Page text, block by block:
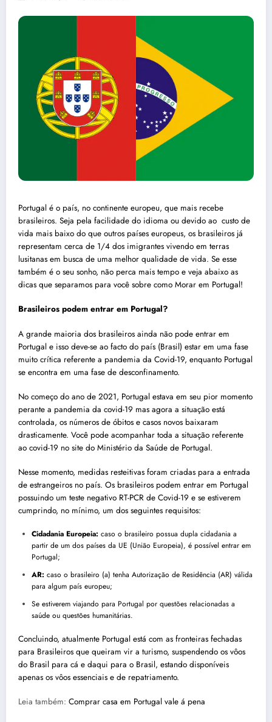
Portugal é o país, no continente europeu, que mais recebe
brasileiros. Seja pela facilidade do idioma ou devido ao custo de
vida mais baixo do que outros países europeus, os brasileiros já
representam cerca de 1/4 dos imigrantes vivendo em terras
lusitanas em busca de uma melhor qualidade de vida. Se esse
também é o seu sonho, não perca mais tempo e veja abaixo as
dicas que separamos para você sobre como Morar em Portugal!
Brasileiros podem entrar em Portugal?
A grande maioria dos brasileiros ainda não pode entrar em
Portugal e isso deve-se ao facto do país (Brasil) estar em uma fase
muito crítica referente a pandemia da Covid-19, enquanto Portugal
se encontra em uma fase de desconfinamento.
No começo do ano de 2021, Portugal estava em seu pior momento
perante a pandemia da covid-19 mas agora a situação está
controlada, os números de óbitos e casos novos baixaram
drasticamente. Você pode acompanhar toda a situação referente
ao covid-19 no site do Ministério da Saúde de Portugal.
Nesse momento, medidas resteitivas foram criadas para a entrada
de estrangeiros no país. Os brasileiros podem entrar em Portugal
possuindo um teste negativo RT-PCR de Covid-19 e se estiverem
cumprindo, no mínimo, um dos seguintes requisitos:
Cidadania Europeia: caso o brasileiro possua dupla cidadania a
partir de um dos países da UE (União Europeia), é possível entrar em
Portugal;
AR: caso o brasileiro (a) tenha Autorização de Residência (AR) válida
para algum país europeu;
Se estiverem viajando para Portugal por questões relacionadas a
saúde ou questões humanitárias.
Concluindo, atualmente Portugal está com as fronteiras fechadas
para Brasileiros que queiram vir a turismo, suspendendo os vôos
do Brasil para cá e daqui para o Brasil, estando disponíveis
apenas os vôos essenciais e de repatriamento.
Leia também: Comprar casa em Portugal vale á pena